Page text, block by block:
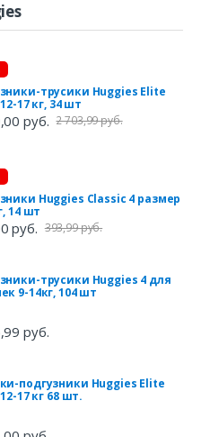
трусики Huggies Elite
17 кг, 34 шт
руб. 2 703,99 руб.
Huggies Classic 4 размер
14 шт
руб. 393,99 руб.
трусики Huggies 4 для
9-14кг, 104 шт
руб.
подгузники Huggies Elite
17 кг 68 шт.